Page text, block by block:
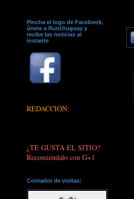
Pincha el logo de Facebook,
únete a RunUruguay y
recibe las noticias al
instante
REDACCIÓN:
¿TE GUSTA EL SITIO?
Recomiéndalo con G+1
Contador de visitas: